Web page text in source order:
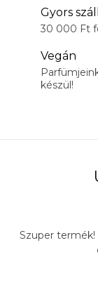
Gyors
30 000 Ft
Vegán
készül!
Szuper termék!